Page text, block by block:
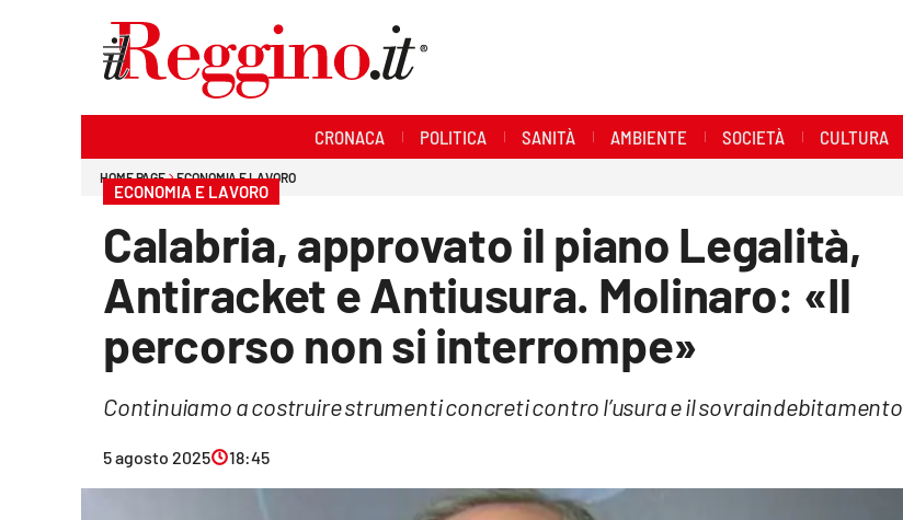
Economia e lavoro
CRONACA POLITICA SANITÀ AMBIENTE SOCIETÀ CULTURA
HOME PAGE ECONOMIA E LAVORO
ECONOMIA E LAVORO
Calabria, approvato il piano Legalità,
Antiracket e Antiusura. Molinaro: «Il
percorso non si interrompe»
Continuiamo a costruire strumenti concreti contro l’usura e il sovraindebitamento
5 agosto 2025 18:45